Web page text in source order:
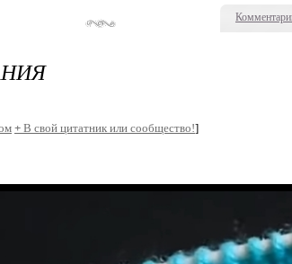
+ В свой цитатник или сообщество!]